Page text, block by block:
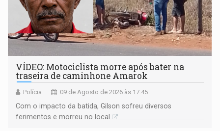
VÍDEO: Motociclista morre após bater na
traseira de caminhone Amarok
Polícia 09 de Agosto de 2026 às 17:45
​Com o impacto da batida, Gilson sofreu diversos
ferimentos e morreu no local